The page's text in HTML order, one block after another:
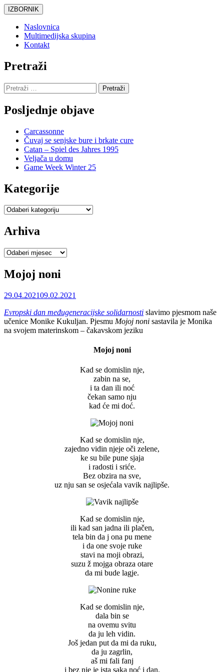
Skoči
do
sadržaja
IZBORNIK
Naslovnica
Multimedijska skupina
Kontakt
Pretraži
Pretraži:
Posljednje objave
Carcassonne
Čuvaj se senjske bure i brkate cure
Catan – Spiel des Jahres 1995
Veljača u domu
Game Week Winter 25
Kategorije
Kategorije
Arhiva
Arhiva
Mojoj noni
29.04.202109.02.2021
Evropski dan međugeneracijske solidarnosti slavimo pjesmom naše
učenice Monike Kukuljan. Pjesmu Mojoj noni sastavila je Monika
na svojem materinskom – čakavskom jeziku
Mojoj noni
Kad se domislin nje,
zabin na se,
i ta dan ili noć
čekan samo nju
kad će mi doć.
Kad se domislin nje,
zajedno vidin njeje oči zelene,
ke su bile pune sjaja
i radosti i sriće.
Bez obzira na sve,
uz nju san se osjećala vavik najlipše.
Kad se domislin nje,
ili kad san jadna ili plačen,
tela bin da j ona pu mene
i da one svoje ruke
stavi na moji obrazi,
suzu ž mojga obraza otare
da mi bude lagje.
Kad se domislin nje,
dala bin se
na ovemu svitu
da ju leh vidin.
Još jedan put da mi da ruku,
da ju zagrlin,
aš mi fali fanj
i bez nje je ista saka noć i dan.